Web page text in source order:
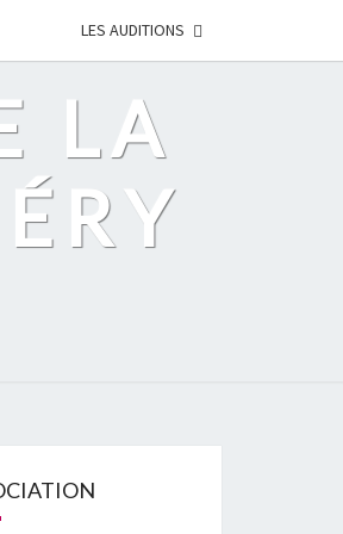
LES AUDITIONS
LA